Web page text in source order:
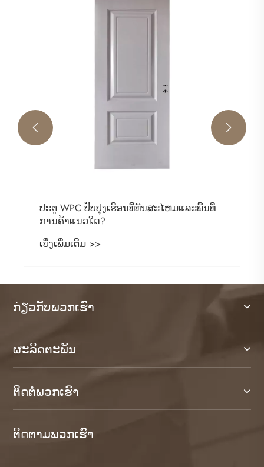
ປະຕູໄມ້ຍັງເປັນມາດຕະຖານຂອງການອອກແບບ
ເຮືອນທີ່ທັນສະໄຫມບໍ?
 
ກ່ຽວກັບພວກເຮົາ
ຜະລິດຕະພັນ
ຕິດ​ຕໍ່​ພວກ​ເຮົາ
ຕິດ​ຕາມ​ພວກ​ເຮົາ